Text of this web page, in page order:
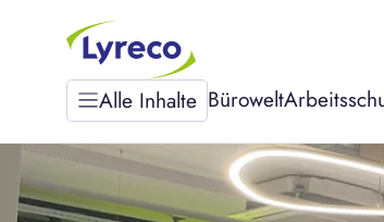
Alle Inhalte
Bürowelt
MYWORKSPACE
Bürowelt